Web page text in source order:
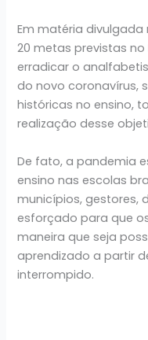
Em matéria divulgada
20 metas previstas
erradicar o
do novo coronavírus,
históricas no ensino,
realização desse
De fato, a pandemia
ensino nas escolas
municípios, gestores,
esforçado para que
maneira que seja
aprendizado a partir
interrompido.